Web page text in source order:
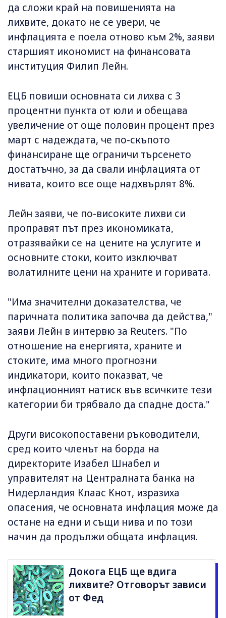
да сложи край на повишенията на
лихвите, докато не се увери, че
инфлацията е поела отново към 2%, заяви
старшият икономист на финансовата
институция Филип Лейн.
ЕЦБ повиши основната си лихва с 3
процентни пункта от юли и обещава
увеличение от още половин процент през
март с надеждата, че по-скъпото
финансиране ще ограничи търсенето
достатъчно, за да свали инфлацията от
нивата, които все още надхвърлят 8%.
Лейн заяви, че по-високите лихви си
проправят път през икономиката,
отразявайки се на цените на услугите и
основните стоки, които изключват
волатилните цени на храните и горивата.
"Има значителни доказателства, че
паричната политика започва да действа,"
заяви Лейн в интервю за Reuters. "По
отношение на енергията, храните и
стоките, има много прогнозни
индикатори, които показват, че
инфлационният натиск във всичките тези
категории би трябвало да спадне доста."
Други високопоставени ръководители,
сред които членът на борда на
директорите Изабел Шнабел и
управителят на Централната банка на
Нидерландия Клаас Кнот, изразиха
опасения, че основната инфлация може да
остане на едни и същи нива и по този
начин да продължи общата инфлация.
Докога ЕЦБ ще вдига
лихвите? Отговорът зависи
от Фед